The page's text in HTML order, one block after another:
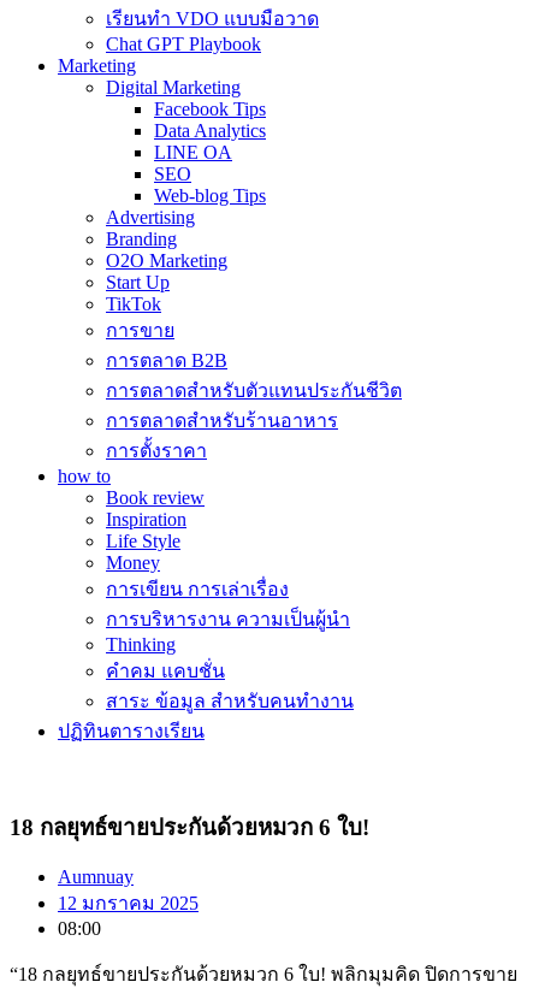
เรียนทำ VDO แบบมือวาด
Chat GPT Playbook
Marketing
Digital Marketing
Facebook Tips
Data Analytics
LINE OA
SEO
Web-blog Tips
Advertising
Branding
O2O Marketing
Start Up
TikTok
การขาย
การตลาด B2B
การตลาดสำหรับตัวแทนประกันชีวิต
การตลาดสำหรับร้านอาหาร
การตั้งราคา
how to
Book review
Inspiration
Life Style
Money
การเขียน การเล่าเรื่อง
การบริหารงาน ความเป็นผู้นำ
Thinking
คำคม แคบชั่น
สาระ ข้อมูล สำหรับคนทำงาน
ปฏิทินตารางเรียน
18 กลยุทธ์ขายประกันด้วยหมวก 6 ใบ!
Aumnuay
12 มกราคม 2025
08:00
“18 กลยุทธ์ขายประกันด้วยหมวก 6 ใบ! พลิกมุมคิด ปิดการขาย